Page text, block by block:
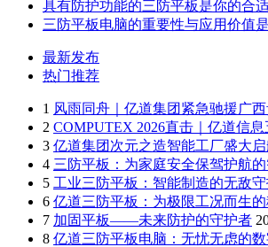
具有防护功能的三防平板是你的合适
三防平板电脑的重要性与应用价值
最新发布
热门推荐
1 风雨同舟｜亿道集团紧急驰援广
2 COMPUTEX 2026直击｜亿道信
3 亿道集团次元之造智能工厂盛大
4 三防平板：为家庭安全保驾护航
5 工业三防平板：智能制造的无敌
6 亿道三防平板：为极限工况而生
7 加固平板——未来防护的守护者
8 亿道三防平板电脑：无忧无虑的